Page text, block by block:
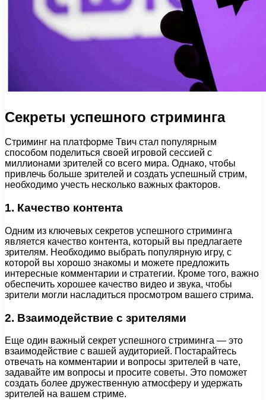
Секреты успешного стриминга
Стриминг на платформе Твич стал популярным
способом поделиться своей игровой сессией с
миллионами зрителей со всего мира. Однако, чтобы
привлечь больше зрителей и создать успешный стрим,
необходимо учесть несколько важных факторов.
1. Качество контента
Одним из ключевых секретов успешного стриминга
является качество контента, который вы предлагаете
зрителям. Необходимо выбрать популярную игру, с
которой вы хорошо знакомы и можете предложить
интересные комментарии и стратегии. Кроме того, важно
обеспечить хорошее качество видео и звука, чтобы
зрители могли насладиться просмотром вашего стрима.
2. Взаимодействие с зрителями
Еще один важный секрет успешного стриминга — это
взаимодействие с вашей аудиторией. Постарайтесь
отвечать на комментарии и вопросы зрителей в чате,
задавайте им вопросы и просите советы. Это поможет
создать более дружественную атмосферу и удержать
зрителей на вашем стриме.